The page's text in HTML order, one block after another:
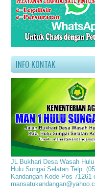
INFO KONTAK
JL Bukhari Desa Wasah
Hulu Sungai Selatan Telp.
Kandangan Kode Pos 71261